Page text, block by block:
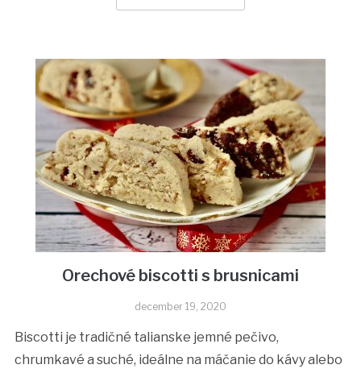
Orechové biscotti s brusnicami
december 19, 2020
Biscotti je tradičné talianske jemné pečivo,
chrumkavé a suché, ideálne na máčanie do kávy alebo